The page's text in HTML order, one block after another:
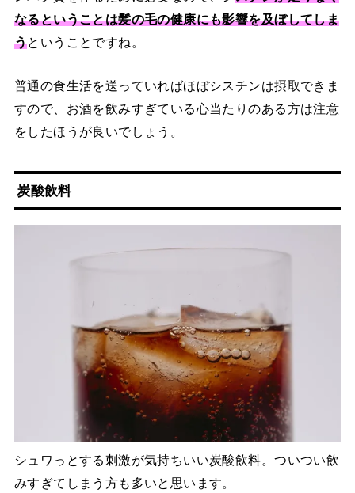
なるということは髪の毛の健康にも影響を及ぼしてしま
うということですね。
普通の食生活を送っていればほぼシスチンは摂取できま
すので、お酒を飲みすぎている心当たりのある方は注意
をしたほうが良いでしょう。
炭酸飲料
シュワっとする刺激が気持ちいい炭酸飲料。ついつい飲
みすぎてしまう方も多いと思います。